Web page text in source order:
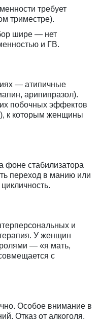
требует
триместре).
шире — нет
и ГВ.
— атипичные
арипипразол).
побочных эффектов
к которым женщины
фоне стабилизатора
переход в манию или
и
У женщин
— «я мать,
с
Особое внимание в
Отказ от алкоголя.